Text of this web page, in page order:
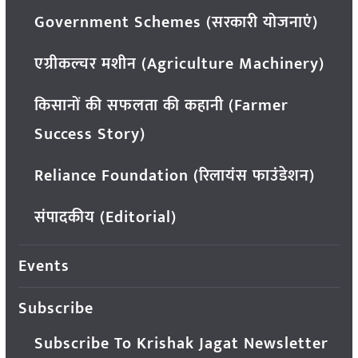
Government Schemes (सरकारी योजनाएं)
एग्रीकल्चर मशीन (Agriculture Machinery)
किसानों की सफलता की कहानी (Farmer
Success Story)
Reliance Foundation (रिलायंस फाउंडेशन)
संपादकीय (Editorial)
Events
Subscribe
Subscribe To Krishak Jagat Newsletter